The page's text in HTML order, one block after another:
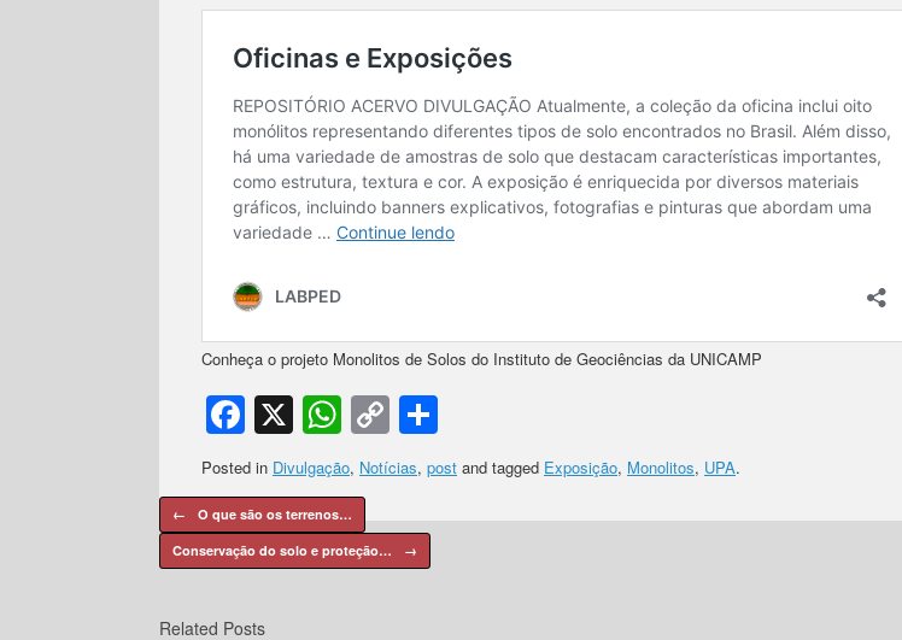
Conheça o projeto Monolitos de Solos do Instituto de Geociências da UNICAMP
Facebook
X WhatsApp
Copy
Link
Posted in Divulgação, Notícias, post and tagged Exposição, Monolitos, UPA.
Post navigation
←
O que são os terrenos…
Conservação do solo e proteção…
→
Related Posts